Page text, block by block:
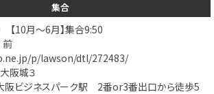
集合
【10月～6月】集合9:50
前
p/lawson/dtl/272483/
阪城３
阪ビジネスパーク駅 2番or3番出口から徒歩5